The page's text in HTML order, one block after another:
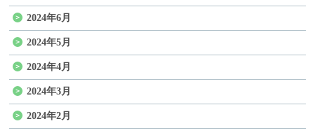
2024年6月
2024年5月
2024年4月
2024年3月
2024年2月